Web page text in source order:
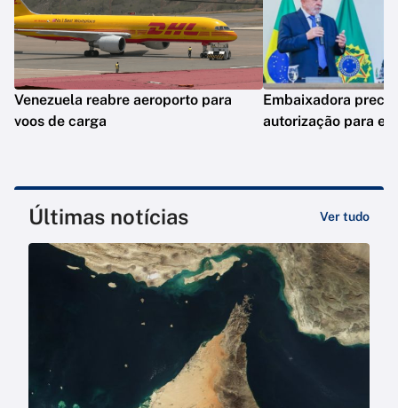
Venezuela reabre aeroporto para
voos de carga
Embaixadora
autorização para
Últimas notícias Ver tudo